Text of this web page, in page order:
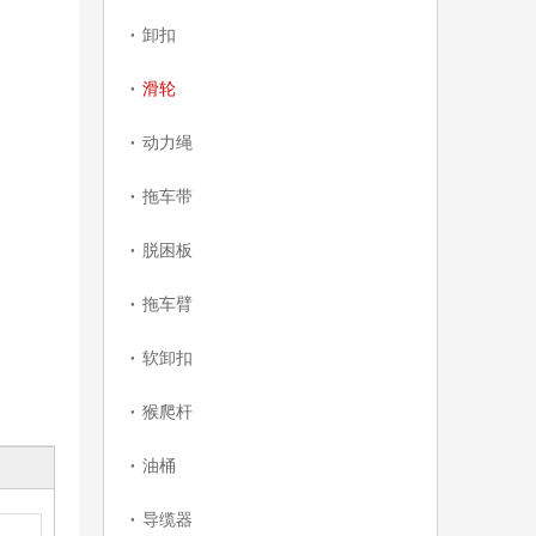
卸扣
滑轮
动力绳
拖车带
脱困板
拖车臂
软卸扣
猴爬杆
油桶
导缆器